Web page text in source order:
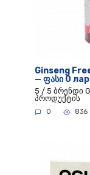
Ginseng
— ფასი 0
5 / 5 ბრენდი
პროდუქტის
0 836